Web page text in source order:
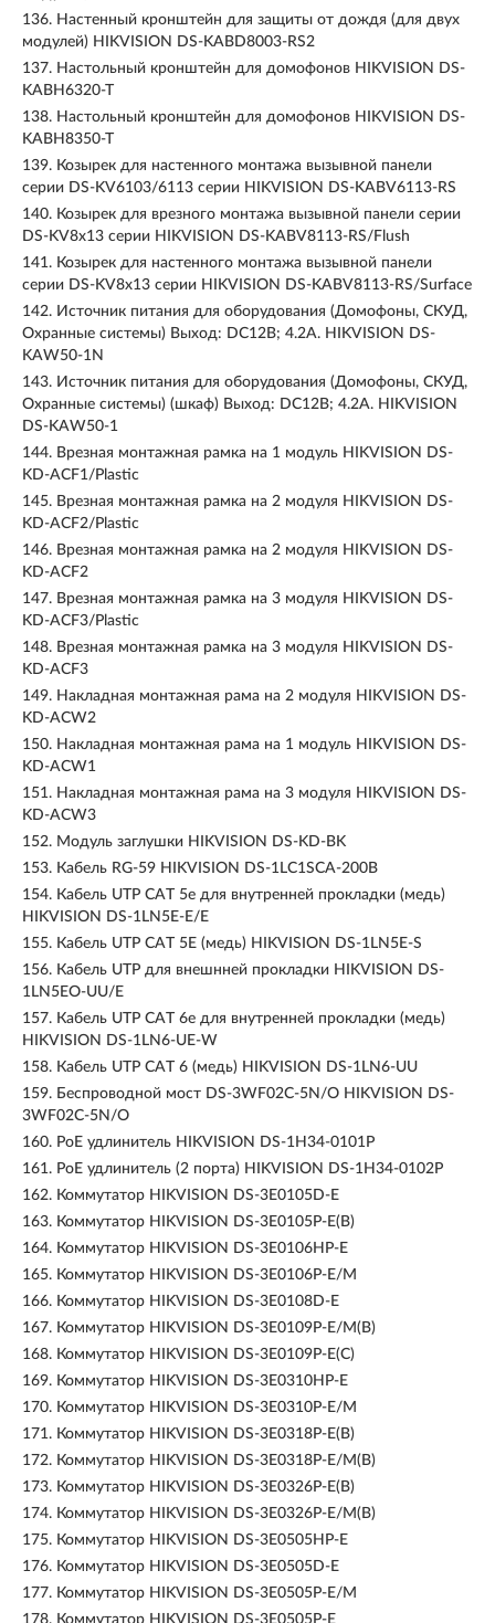
136. Настенный кронштейн для защиты от дождя (для двух
модулей) HIKVISION DS-KABD8003-RS2
137. Настольный кронштейн для домофонов HIKVISION DS-
KABH6320-T
138. Настольный кронштейн для домофонов HIKVISION DS-
KABH8350-T
139. Козырек для настенного монтажа вызывной панели
серии DS-KV6103/6113 серии HIKVISION DS-KABV6113-RS
140. Козырек для врезного монтажа вызывной панели серии
DS-KV8x13 серии HIKVISION DS-KABV8113-RS/Flush
141. Козырек для настенного монтажа вызывной панели
серии DS-KV8x13 серии HIKVISION DS-KABV8113-RS/Surface
142. Источник питания для оборудования (Домофоны, СКУД,
Охранные системы) Выход: DC12В; 4.2A. HIKVISION DS-
KAW50-1N
143. Источник питания для оборудования (Домофоны, СКУД,
Охранные системы) (шкаф) Выход: DC12В; 4.2A. HIKVISION
DS-KAW50-1
144. Врезная монтажная рамка на 1 модуль HIKVISION DS-
KD-ACF1/Plastic
145. Врезная монтажная рамка на 2 модуля HIKVISION DS-
KD-ACF2/Plastic
146. Врезная монтажная рамка на 2 модуля HIKVISION DS-
KD-ACF2
147. Врезная монтажная рамка на 3 модуля HIKVISION DS-
KD-ACF3/Plastic
148. Врезная монтажная рамка на 3 модуля HIKVISION DS-
KD-ACF3
149. Накладная монтажная рама на 2 модуля HIKVISION DS-
KD-ACW2
150. Накладная монтажная рама на 1 модуль HIKVISION DS-
KD-ACW1
151. Накладная монтажная рама на 3 модуля HIKVISION DS-
KD-ACW3
152. Модуль заглушки HIKVISION DS-KD-BK
153. Кабель RG-59 HIKVISION DS-1LC1SCA-200B
154. Кабель UTP CAT 5e для внутренней прокладки (медь)
HIKVISION DS-1LN5E-E/E
155. Кабель UTP CAT 5E (медь) HIKVISION DS-1LN5E-S
156. Кабель UTP для внешнней прокладки HIKVISION DS-
1LN5EO-UU/E
157. Кабель UTP CAT 6e для внутренней прокладки (медь)
HIKVISION DS-1LN6-UE-W
158. Кабель UTP CAT 6 (медь) HIKVISION DS-1LN6-UU
159. Беспроводной мост DS-3WF02C-5N/O HIKVISION DS-
3WF02C-5N/O
160. PoE удлинитель HIKVISION DS-1H34-0101P
161. PoE удлинитель (2 порта) HIKVISION DS-1H34-0102P
162. Коммутатор HIKVISION DS-3E0105D-E
163. Коммутатор HIKVISION DS-3E0105P-E(B)
164. Коммутатор HIKVISION DS-3E0106HP-E
165. Коммутатор HIKVISION DS-3E0106P-E/M
166. Коммутатор HIKVISION DS-3E0108D-E
167. Коммутатор HIKVISION DS-3E0109P-E/M(B)
168. Коммутатор HIKVISION DS-3E0109P-E(C)
169. Коммутатор HIKVISION DS-3E0310HP-E
170. Коммутатор HIKVISION DS-3E0310P-E/M
171. Коммутатор HIKVISION DS-3E0318P-E(B)
172. Коммутатор HIKVISION DS-3E0318P-E/M(B)
173. Коммутатор HIKVISION DS-3E0326P-E(B)
174. Коммутатор HIKVISION DS-3E0326P-E/M(B)
175. Коммутатор HIKVISION DS-3E0505HP-E
176. Коммутатор HIKVISION DS-3E0505D-E
177. Коммутатор HIKVISION DS-3E0505P-E/M
178. Коммутатор HIKVISION DS-3E0505P-E